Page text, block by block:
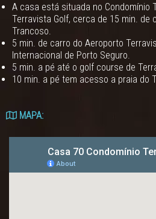
A casa está situada no Condomínio
Terravista Golf, cerca de 15 min. de
Trancoso.
5 min. de carro do Aeroporto
Internacional de Porto Seguro.
5 min. a pé até o golf course de
10 min. a pé tem acesso a praia do
MAPA: